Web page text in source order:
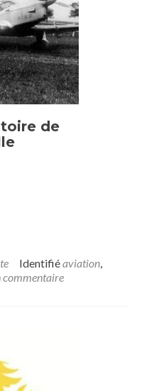
de
Identifiéaviation,
commentaire